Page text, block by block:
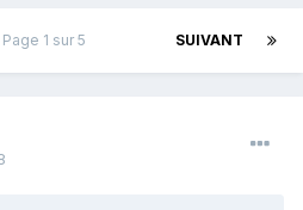
SUIVANT
Page 1 sur 5